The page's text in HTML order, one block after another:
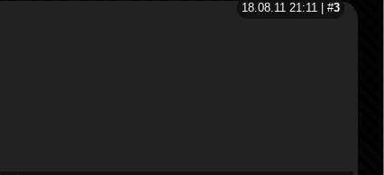
18.08.11 21:11 | #3